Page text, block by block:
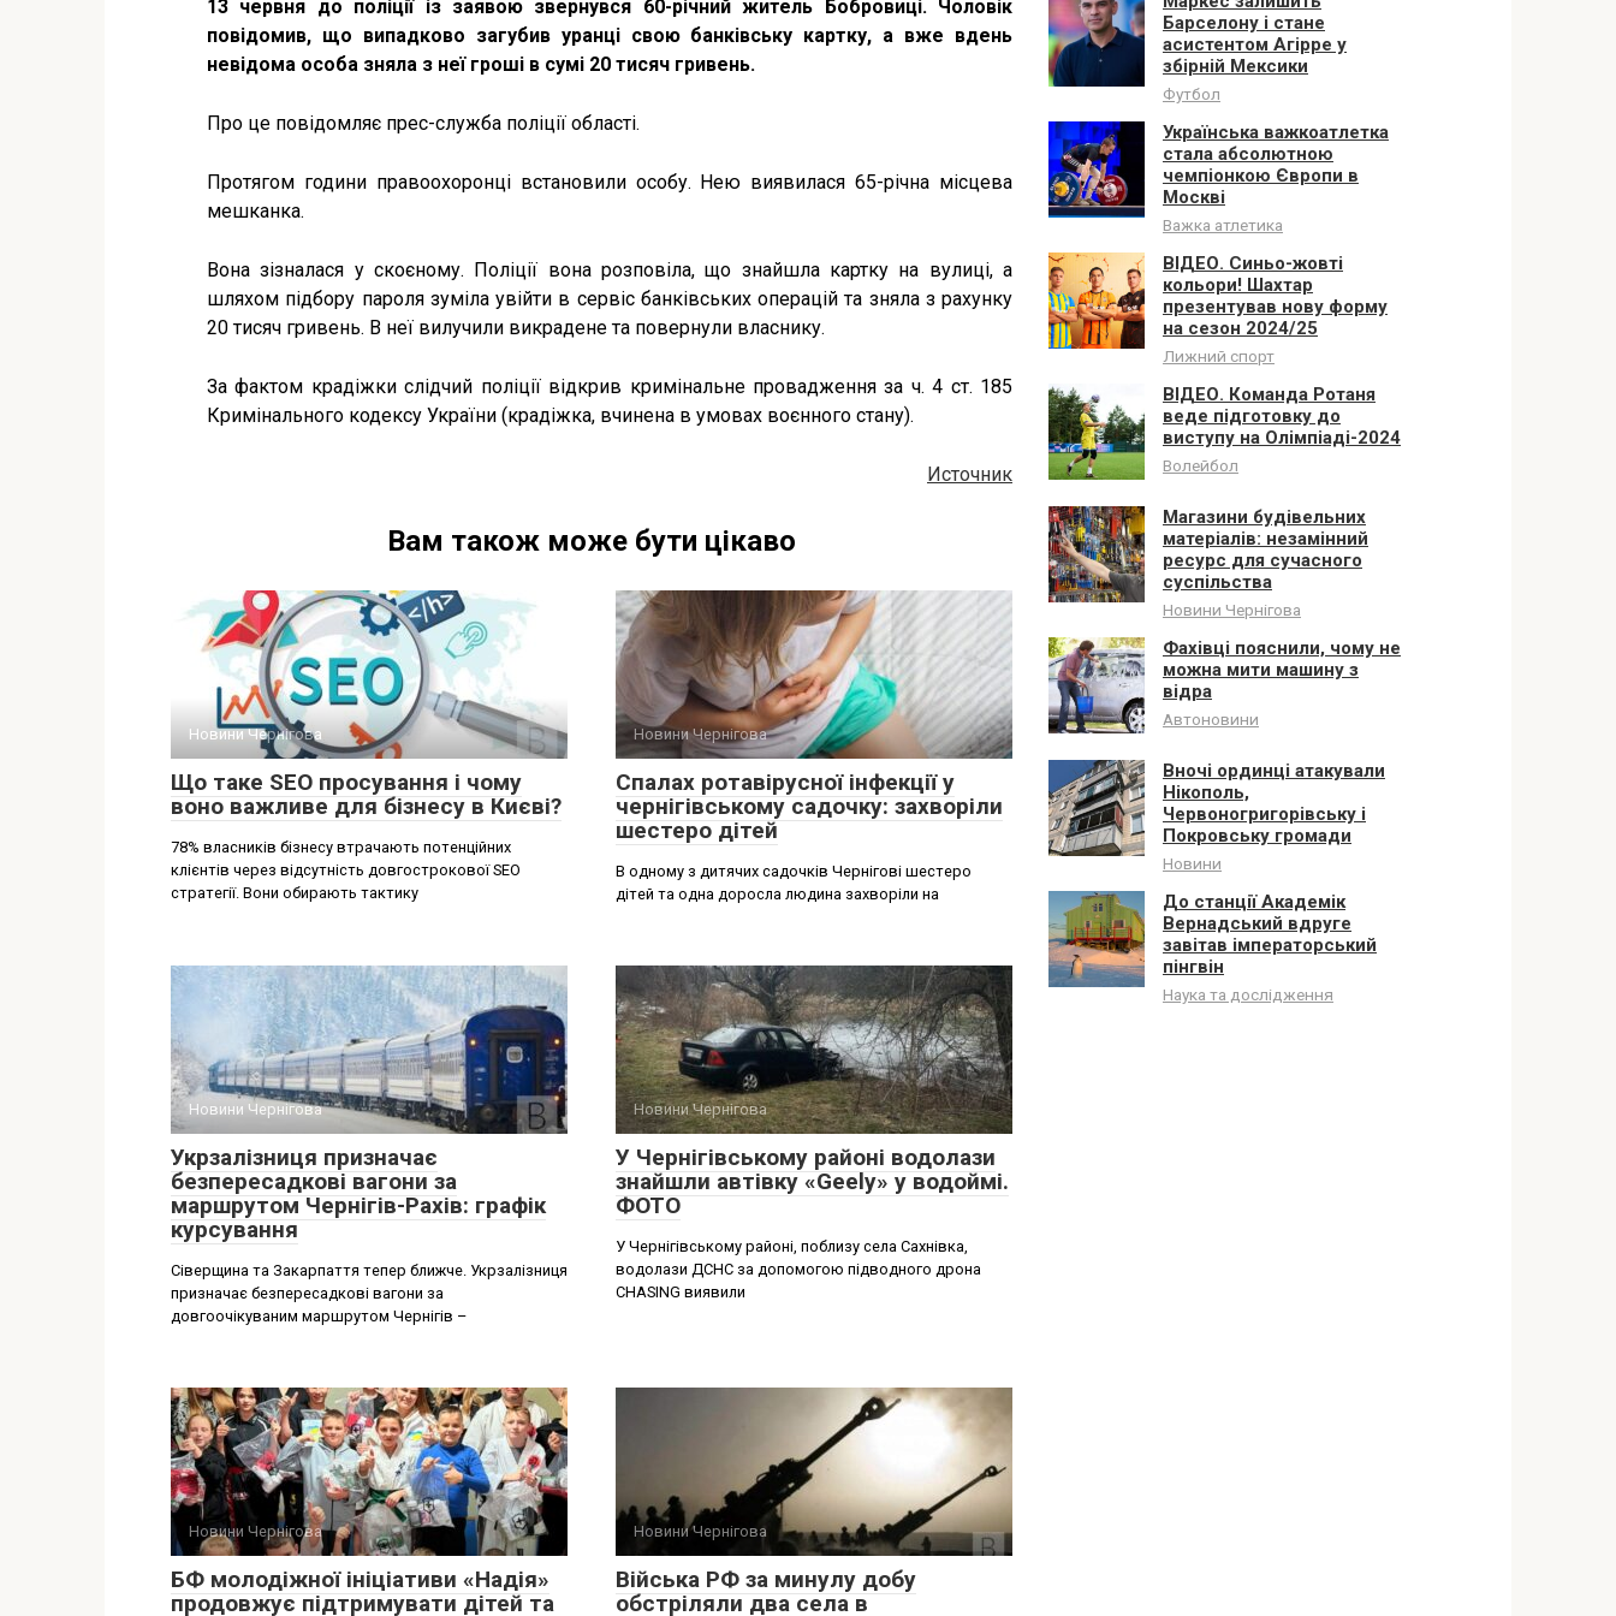
13 червня до поліції із заявою звернувся 60-річний житель Бобровиці. Чоловік
повідомив, що випадково загубив уранці свою банківську картку, а вже вдень
невідома особа зняла з неї гроші в сумі 20 тисяч гривень.
Про це повідомляє прес-служба поліції області.
Протягом години правоохоронці встановили особу. Нею виявилася 65-річна місцева
мешканка.
Вона зізналася у скоєному. Поліції вона розповіла, що знайшла картку на вулиці, а
шляхом підбору пароля зуміла увійти в сервіс банківських операцій та зняла з рахунку
20 тисяч гривень. В неї вилучили викрадене та повернули власнику.
За фактом крадіжки слідчий поліції відкрив кримінальне провадження за ч. 4 ст. 185
Кримінального кодексу України (крадіжка, вчинена в умовах воєнного стану).
Источник
Вам також може бути цікаво
Новини Чернігова
Що таке SEO просування і чому
воно важливе для бізнесу в Києві?
78% власників бізнесу втрачають потенційних
клієнтів через відсутність довгострокової SEO
стратегії. Вони обирають тактику
Новини Чернігова
Спалах ротавірусної інфекції у
чернігівському садочку: захворіли
шестеро дітей
В одному з дитячих садочків Чернігові шестеро
дітей та одна доросла людина захворіли на
Новини Чернігова
Укрзалізниця призначає
безпересадкові вагони за
маршрутом Чернігів-Рахів: графік
курсування
Сіверщина та Закарпаття тепер ближче. Укрзалізниця
призначає безпересадкові вагони за
довгоочікуваним маршрутом Чернігів –
Новини Чернігова
У Чернігівському районі водолази
знайшли автівку «Geely» у водоймі.
ФОТО
У Чернігівському районі, поблизу села Сахнівка,
водолази ДСНС за допомогою підводного дрона
CHASING виявили
Новини Чернігова
БФ молодіжної ініціативи «Надія»
продовжує підтримувати дітей та
Новини Чернігова
Війська РФ за минулу добу
обстріляли два села в
Барселону і стане
асистентом Агірре у
збірній Мексики
Футбол
Українська важкоатлетка
стала абсолютною
чемпіонкою Європи в
Москві
Важка атлетика
ВІДЕО. Синьо-жовті
кольори! Шахтар
презентував нову форму
на сезон 2024/25
Лижний спорт
ВІДЕО. Команда Ротаня
веде підготовку до
виступу на Олімпіаді-2024
Волейбол
Магазини будівельних
матеріалів: незамінний
ресурс для сучасного
суспільства
Новини Чернігова
Фахівці пояснили, чому не
можна мити машину з
відра
Автоновини
Вночі ординці атакували
Нікополь,
Червоногригорівську і
Покровську громади
Новини
До станції Академік
Вернадський вдруге
завітав імператорський
пінгвін
Наука та дослідження